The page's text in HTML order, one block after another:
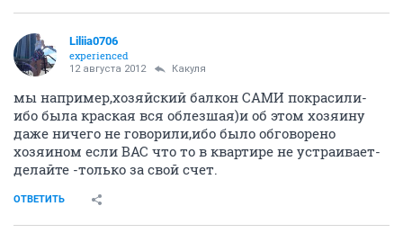
Liliia0706
experienced
12 августа 2012 Какуля
мы например,хозяйский балкон САМИ покрасили-
ибо была краская вся облезшая)и об этом хозяину
даже ничего не говорили,ибо было обговорено
хозяином если ВАС что то в квартире не устраивает-
делайте -только за свой счет.
ОТВЕТИТЬ